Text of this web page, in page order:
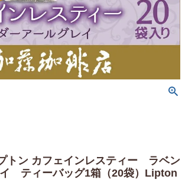
トン カフェインレスティー ラベン
ティーバッグ1箱（20袋）Lipton